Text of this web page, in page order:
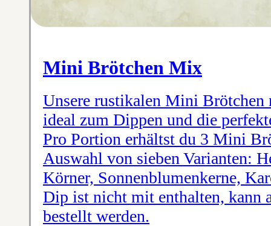
Mini Brötchen Mix
Unsere rustikalen Mini
ideal zum Dippen und die
Pro Portion erhältst du 3 Mini
Auswahl von sieben Varianten:
Körner, Sonnenblumenkerne,
Dip ist nicht mit enthalten, kann
bestellt werden.